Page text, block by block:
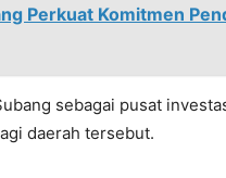
Perkuat Komitmen
sebagai pusat
daerah tersebut.